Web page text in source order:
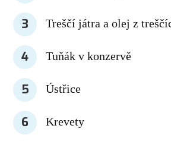
3 Treščí játra a olej z
4 Tuňák v konzervě
5 Ústřice
6 Krevety